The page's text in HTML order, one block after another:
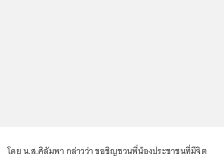
โดย น.ส.ศิลัมพา กล่าวว่า ขอชิญชวนพี่น้องประชาชนที่มีจิต